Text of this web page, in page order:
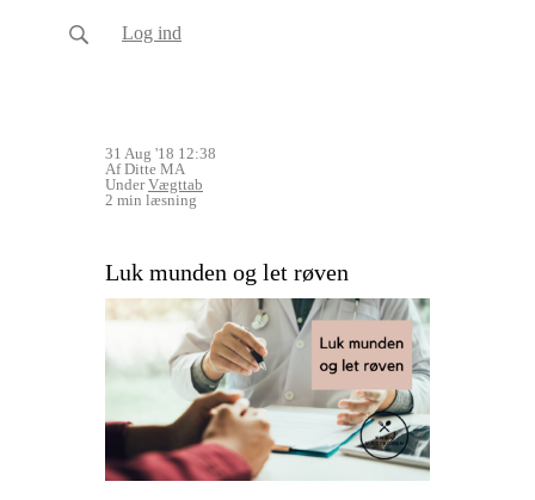
Log ind
31 Aug '18 12:38
Af Ditte MA
UnderVægttab
2 min læsning
Luk munden og let røven